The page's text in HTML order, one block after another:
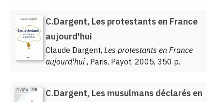
C.Dargent, Les protestants en France
aujourd'hui
Claude Dargent, Les protestants en France
aujourd'hui, Paris, Payot, 2005, 350 p.
C.Dargent, Les musulmans déclarés en